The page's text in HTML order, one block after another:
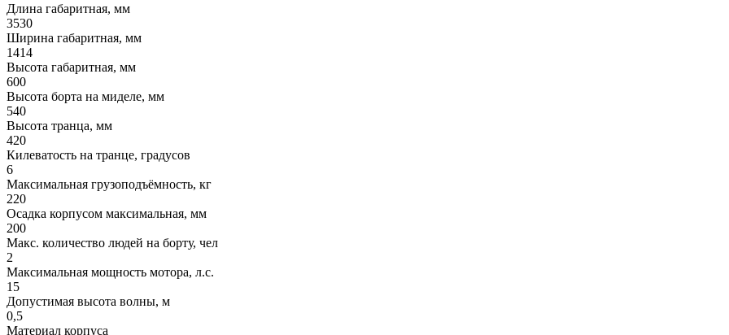
Длина габаритная, мм
3530
Ширина габаритная, мм
1414
Высота габаритная, мм
600
Высота борта на миделе, мм
540
Высота транца, мм
420
Килеватость на транце, градусов
6
Максимальная грузоподъёмность, кг
220
Осадка корпусом максимальная, мм
200
Макс. количество людей на борту, чел
2
Максимальная мощность мотора, л.с.
15
Допустимая высота волны, м
0,5
Материал корпуса